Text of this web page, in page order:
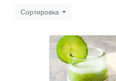
Сортировка